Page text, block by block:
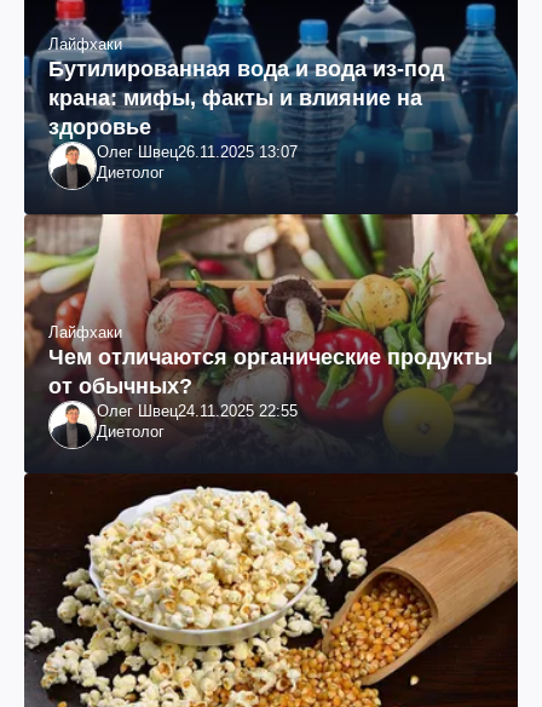
Лайфхаки
Бутилированная вода и вода из-под
крана: мифы, факты и влияние на
здоровье
Олег Швец26.11.2025 13:07
Диетолог
Лайфхаки
Чем отличаются органические продукты
от обычных?
Олег Швец24.11.2025 22:55
Диетолог